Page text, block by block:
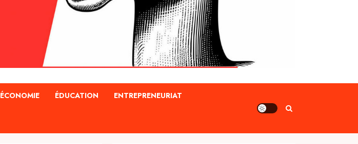
ÉCONOMIE ÉDUCATION ENTREPRENEURIAT